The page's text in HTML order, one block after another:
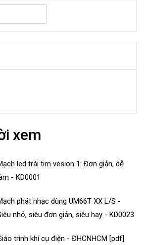
xem
led trái tim vesion 1: Đơn giản, dễ
- KD0001
phát nhạc dùng UM66T XX L/S -
nhỏ, siêu đơn giản, siêu hay - KD0023
trình khí cụ điện - ĐHCNHCM [pdf]